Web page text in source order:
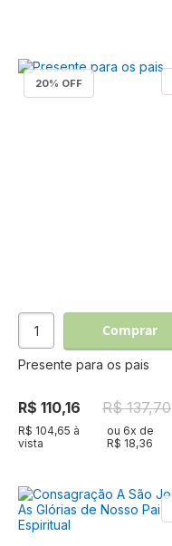
20% OFF
Comprar
Presente para os pais
R$ 110,16 R$ 137,70
R$ 104,65 à
vista
ou 6x de
R$ 18,36